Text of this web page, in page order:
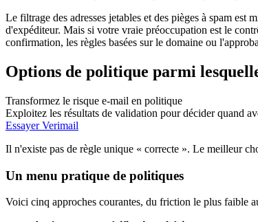
Le filtrage des adresses jetables et des pièges à spam
d'expéditeur. Mais si votre vraie préoccupation est le
confirmation, les règles basées sur le domaine ou
Options de politique parmi
Transformez le risque e-mail en politique
Exploitez les résultats de validation pour décider quand
Essayer Verimail
Il n'existe pas de règle unique « correcte ». Le meilleur
Un menu pratique de politiques
Voici cinq approches courantes, du friction le plus faible